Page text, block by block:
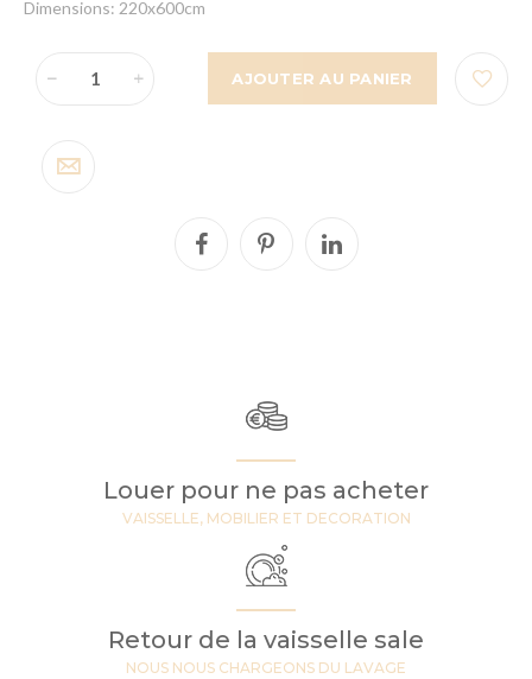
Dimensions: 220x600cm
AJOUTER AU PANIER
Louer pour ne pas acheter
VAISSELLE, MOBILIER ET DECORATION
Retour de la vaisselle sale
NOUS NOUS CHARGEONS DU LAVAGE